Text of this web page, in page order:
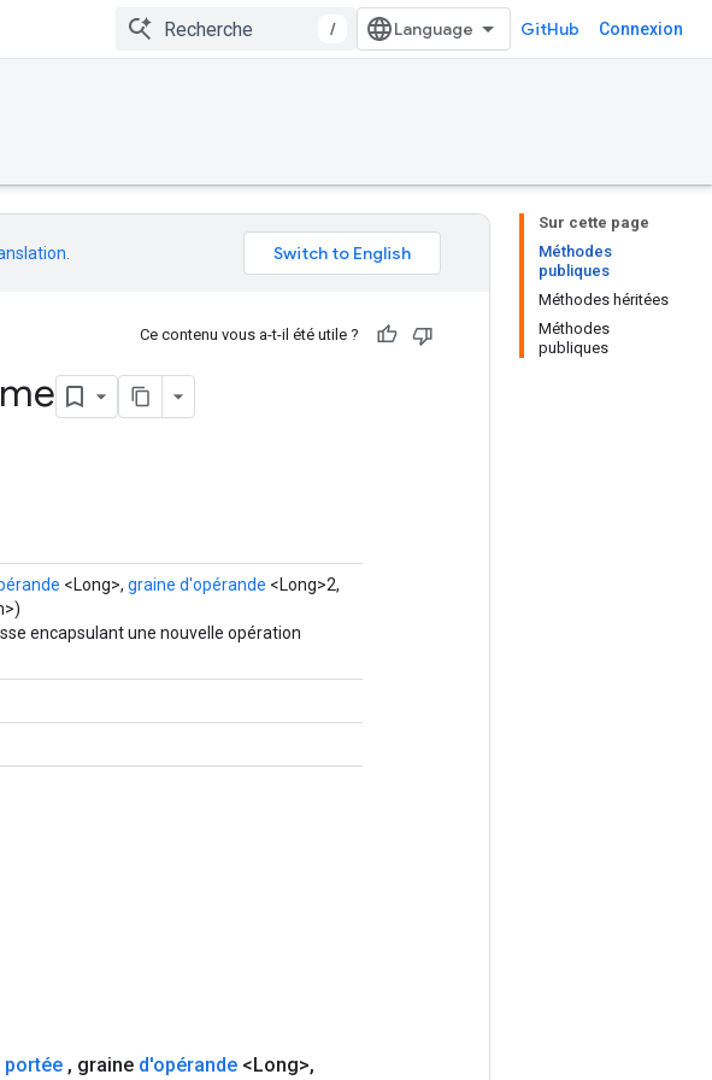
/ GitHub Connexion
Sur cette page
Méthodes
publiques
Méthodes héritées
Méthodes
publiques
Ce contenu vous a-t-il été utile ?
<Long>, graine d'opérande <Long>2,
encapsulant une nouvelle opération
portée , graine d'opérande <Long>,